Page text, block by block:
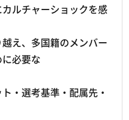
ルチャーショックを感
え、多国籍のメンバー
必要な
・選考基準・配属先・